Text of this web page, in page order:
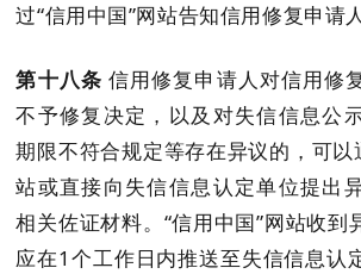
过“信用中国”网站告知信用修复申请
第十八条 信用修复申请人对信用修
不予修复决定，以及对失信信息公
期限不符合规定等存在异议的， 可以
站或直接向失信信息认定单位提出
相关佐证材料。 “信用中国”网站收到
应在1 个工作日内推送至失信信息认